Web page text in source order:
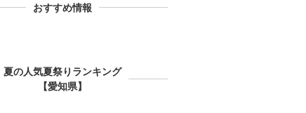
おすすめ情報
夏の人気夏祭りランキング
【愛知県】